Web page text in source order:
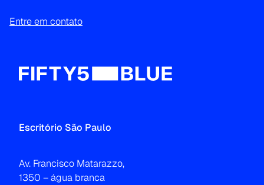
Entre em contato
Escritório São Paulo
Av. Francisco Matarazzo,
1350 – água branca